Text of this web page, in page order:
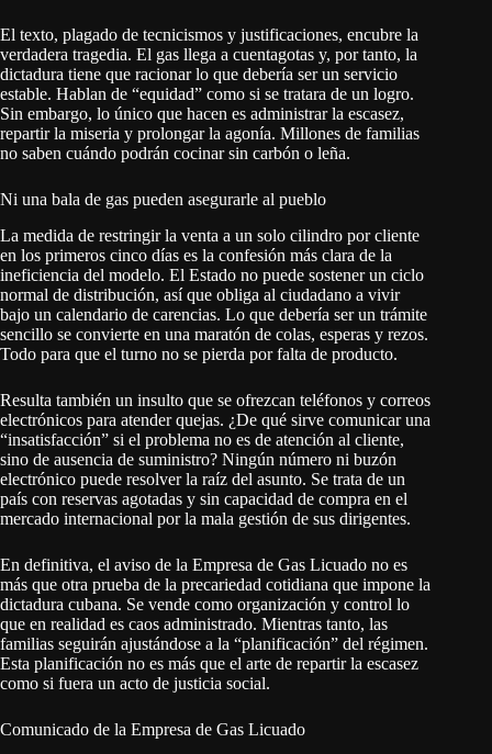
El texto, plagado de tecnicismos y justificaciones, encubre la
verdadera tragedia. El gas llega a cuentagotas y, por tanto, la
dictadura tiene que racionar lo que debería ser un servicio
estable. Hablan de “equidad” como si se tratara de un logro.
Sin embargo, lo único que hacen es administrar la escasez,
repartir la miseria y prolongar la agonía. Millones de familias
no saben cuándo podrán cocinar sin carbón o leña.
Ni una bala de gas pueden asegurarle al pueblo
La medida de restringir la venta a un solo cilindro por cliente
en los primeros cinco días es la confesión más clara de la
ineficiencia del modelo. El Estado no puede sostener un ciclo
normal de distribución, así que obliga al ciudadano a vivir
bajo un calendario de carencias. Lo que debería ser un trámite
sencillo se convierte en una maratón de colas, esperas y rezos.
Todo para que el turno no se pierda por falta de producto.
Resulta también un insulto que se ofrezcan teléfonos y correos
electrónicos para atender quejas. ¿De qué sirve comunicar una
“insatisfacción” si el problema no es de atención al cliente,
sino de ausencia de suministro? Ningún número ni buzón
electrónico puede resolver la raíz del asunto. Se trata de un
país con reservas agotadas y sin capacidad de compra en el
mercado internacional por la mala gestión de sus dirigentes.
En definitiva, el aviso de la Empresa de Gas Licuado no es
más que otra prueba de la precariedad cotidiana que impone la
dictadura cubana. Se vende como organización y control lo
que en realidad es caos administrado. Mientras tanto, las
familias seguirán ajustándose a la “planificación” del régimen.
Esta planificación no es más que el arte de repartir la escasez
como si fuera un acto de justicia social.
Comunicado de la Empresa de Gas Licuado